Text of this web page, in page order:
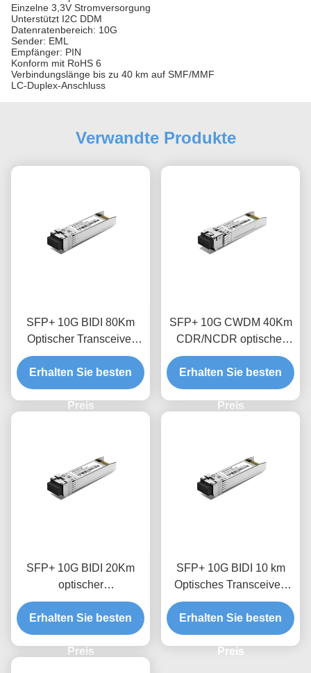
Einzelne 3,3V Stromversorgung
Unterstützt I2C DDM
Datenratenbereich: 10G
Sender: EML
Empfänger: PIN
Konform mit RoHS 6
Verbindungslänge bis zu 40 km auf SMF/MMF
LC-Duplex-Anschluss
Verwandte Produkte
SFP+ 10G BIDI 80Km
Optischer Transceiver
Modul
Erhalten Sie besten
Preis
SFP+ 10G CWDM 40Km
CDR/NCDR optischer
Transceivermodul
Erhalten Sie besten
Preis
SFP+ 10G BIDI 20Km
optischer
Empfängermodul
Erhalten Sie besten
Preis
SFP+ 10G BIDI 10 km
Optisches Transceiver-
Modul
Erhalten Sie besten
Preis